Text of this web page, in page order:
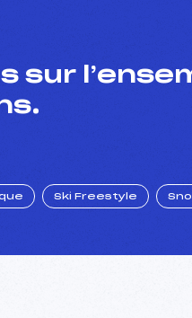
sur
Ski Freestyle